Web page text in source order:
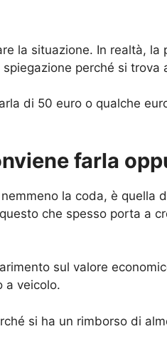
la situazione. In realtà, la
perché si
di 50 euro o qualche
farla
la coda, è quella
che spesso porta a
sul valore
a veicolo.
si ha un rimborso di